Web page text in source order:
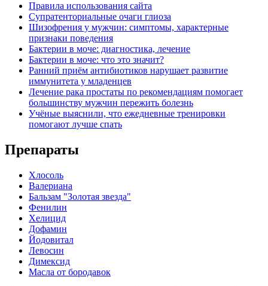
Правила использования сайта
Супратенториальные очаги глиоза
Шизофрения у мужчин: симптомы, характерные
признаки поведения
Бактерии в моче: диагностика, лечение
Бактерии в моче: что это значит?
Ранний приём антибиотиков нарушает развитие
иммунитета у младенцев
Лечение рака простаты по рекомендациям помогает
большинству мужчин пережить болезнь
Учёные выяснили, что ежедневные тренировки
помогают лучше спать
Препараты
Хлосоль
Валериана
Бальзам "Золотая звезда"
Фенилин
Хелицид
Дофамин
Йодовитал
Левосин
Димексид
Масла от бородавок